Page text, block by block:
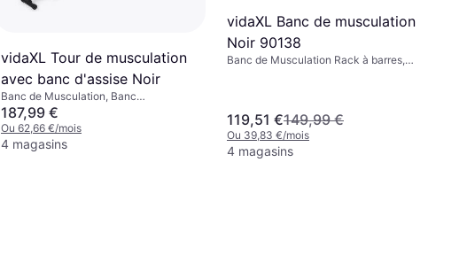
vidaXL Tour de musculation
avec banc d'assise Noir
Banc de Musculation, Banc
Multifonction, Capacité de charge
(max) 150 kg
187,99 €
Ou 62,66 €/mois
4 magasins
vidaXL Banc de musculation
Noir 90138
Banc de Musculation Rack à barres,
119,51 €149,99 €
Ou 39,83 €/mois
4 magasins